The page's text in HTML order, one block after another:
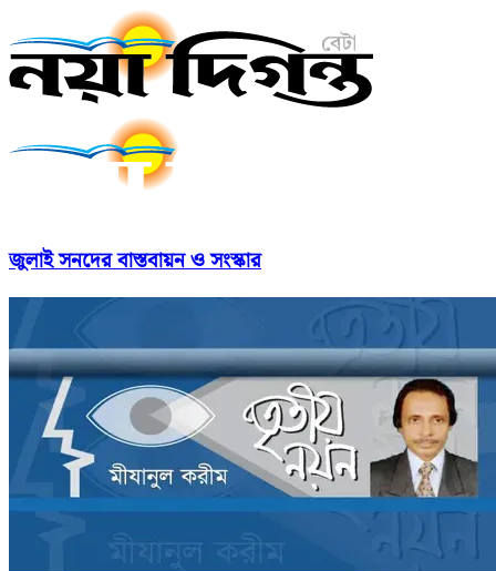
জুলাই সনদের বাস্তবায়ন ও সংস্কার